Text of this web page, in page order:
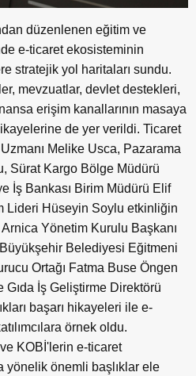
düzenlenen eğitim ve
e-ticaret ekosisteminin
stratejik yol haritaları sundu.
mevzuatlar, devlet destekleri,
erişim kanallarının masaya
de yer verildi. Ticaret
Melike Usca, Pazarama
Sürat Kargo Bölge Müdürü
İş Bankası Birim Müdürü Elif
Lideri Hüseyin Soylu etkinliğin
Arnica Yönetim Kurulu Başkanı
Belediyesi Eğitmeni
Ortağı Fatma Buse Öngen
İş Geliştirme Direktörü
başarı hikayeleri ile e-
örnek oldu.
KOBİ'lerin e-ticaret
yönelik önemli başlıklar ele